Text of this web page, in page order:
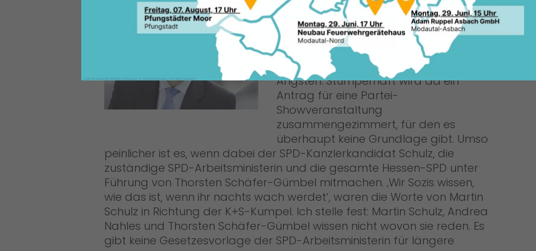
Die SPD macht erneut Politik auf dem
Rücken der Kali-Kumpel. Während sich
die Menschen im Revier monatelang
Sorgen um ihre Arbeitsplätze machen,
spielen die Genossen mit deren
Ängsten. Stümperhaft wird da ein
Antrag für eine Partei-
Showveranstaltung
zusammengezimmert, für den es
überhaupt keine Grundlage gibt. Umso
peinlicher ist es, wenn dabei der SPD-Kanzlerkandidat Schulz, die
zuständige SPD-Arbeitsministerin und die gesamte Hessen-SPD unter
Führung von Thorsten Schäfer-Gümbel mitmachen. ‚Wir Sozis wissen,
wie das ist, wenn ihr nachts wach werdet‘, waren die Worte von Martin
Schulz in Richtung der K+S-Kumpel. Ich stelle fest: Martin Schulz, Andrea
Nahles und Thorsten Schäfer-Gümbel wissen nicht wovon sie reden. Es
gibt keine Gesetzesvorlage der SPD-Arbeitsministerin für längere